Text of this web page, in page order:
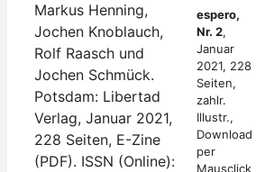
espero,
Nr. 2,
Januar
2021, 228
Seiten,
zahlr.
Illustr.,
Download
per
Mausclick
Markus Henning,
Jochen Knoblauch,
Rolf Raasch und
Jochen Schmück.
Potsdam: Libertad
Verlag, Januar 2021,
228 Seiten, E-Zine
(PDF). ISSN (Online):